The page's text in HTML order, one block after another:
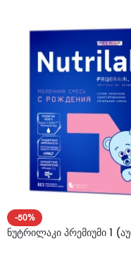
-50%
ნუტრილაკი პრემიუმი 1